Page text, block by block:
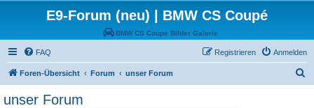
E9-Forum (neu) | BMW CS Coupé
BMW CS Coupe Bilder Galerie
FAQ Anmelden
Registrieren
Foren-Übersicht Forum unser Forum
unser Forum